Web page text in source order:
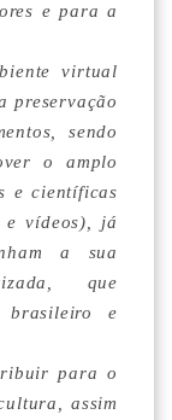
e para a
virtual
preservação
sendo
o amplo
e científicas
e vídeos), já
a sua
que
brasileiro e
para o
assim